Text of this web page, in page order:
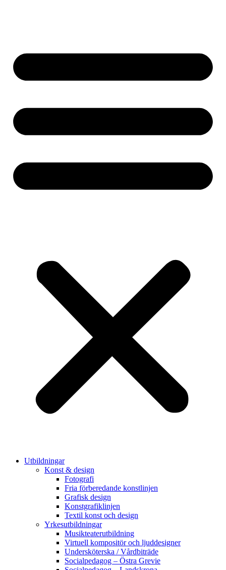
Utbildningar
Konst & design
Fotografi
Fria förberedande konstlinjen
Grafisk design
Konstgrafiklinjen
Textil konst och design
Yrkesutbildningar
Musikteaterutbildning
Virtuell kompositör och ljuddesigner
Undersköterska / Vårdbiträde
Socialpedagog – Östra Grevie